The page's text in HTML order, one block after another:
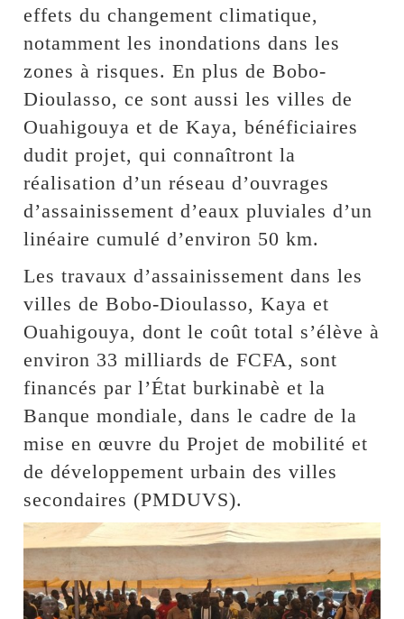
effets du changement climatique,
notamment les inondations dans les
zones à risques. En plus de Bobo-
Dioulasso, ce sont aussi les villes de
Ouahigouya et de Kaya, bénéficiaires
dudit projet, qui connaîtront la
réalisation d’un réseau d’ouvrages
d’assainissement d’eaux pluviales d’un
linéaire cumulé d’environ 50 km.
Les travaux d’assainissement dans les
villes de Bobo-Dioulasso, Kaya et
Ouahigouya, dont le coût total s’élève à
environ 33 milliards de FCFA, sont
financés par l’État burkinabè et la
Banque mondiale, dans le cadre de la
mise en œuvre du Projet de mobilité et
de développement urbain des villes
secondaires (PMDUVS).